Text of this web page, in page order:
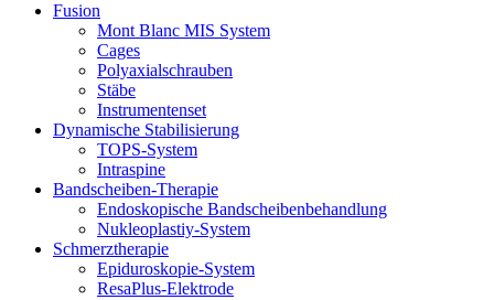
Fusion
Mont Blanc MIS System
Cages
Polyaxialschrauben
Stäbe
Instrumentenset
Dynamische Stabilisierung
TOPS-System
Intraspine
Bandscheiben-Therapie
Endoskopische Bandscheibenbehandlung
Nukleoplastiy-System
Schmerztherapie
Epiduroskopie-System
ResaPlus-Elektrode